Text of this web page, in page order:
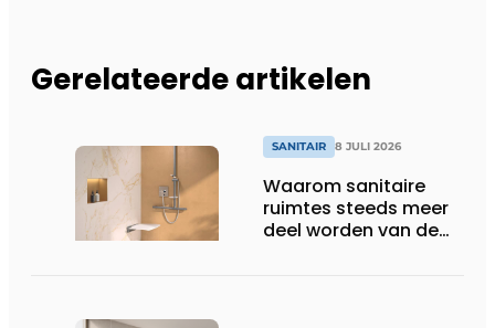
Gerelateerde artikelen
SANITAIR 8 JULI 2026
Waarom sanitaire
ruimtes steeds meer
deel worden van de